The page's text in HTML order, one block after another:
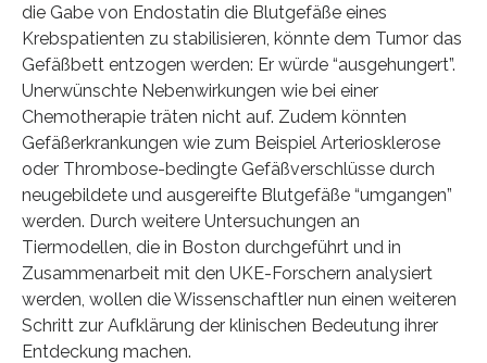
die Gabe von Endostatin die Blutgefäße eines
Krebspatienten zu stabilisieren, könnte dem Tumor das
Gefäßbett entzogen werden: Er würde “ausgehungert”.
Unerwünschte Nebenwirkungen wie bei einer
Chemotherapie träten nicht auf. Zudem könnten
Gefäßerkrankungen wie zum Beispiel Arteriosklerose
oder Thrombose-bedingte Gefäßverschlüsse durch
neugebildete und ausgereifte Blutgefäße “umgangen”
werden. Durch weitere Untersuchungen an
Tiermodellen, die in Boston durchgeführt und in
Zusammenarbeit mit den UKE-Forschern analysiert
werden, wollen die Wissenschaftler nun einen weiteren
Schritt zur Aufklärung der klinischen Bedeutung ihrer
Entdeckung machen.